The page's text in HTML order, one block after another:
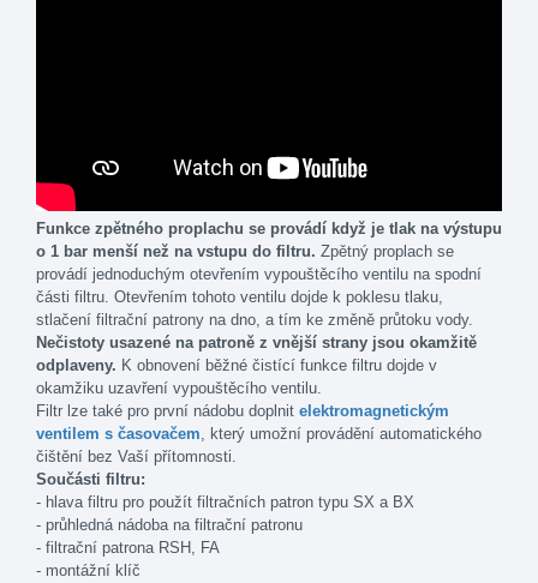
Funkce zpětného proplachu se provádí když je tlak na výstupu
o 1 bar menší než na vstupu do filtru. Zpětný proplach se
provádí jednoduchým otevřením vypouštěcího ventilu na spodní
části filtru. Otevřením tohoto ventilu dojde k poklesu tlaku,
stlačení filtrační patrony na dno, a tím ke změně průtoku vody.
Nečistoty usazené na patroně z vnější strany jsou okamžitě
odplaveny. K obnovení běžné čistící funkce filtru dojde v
okamžiku uzavření vypouštěcího ventilu.
Filtr lze také pro první nádobu doplnit elektromagnetickým
ventilem s časovačem, který umožní provádění automatického
čištění bez Vaší přítomnosti.
Součásti filtru:
- hlava filtru pro použít filtračních patron typu SX a BX
- průhledná nádoba na filtrační patronu
- filtrační patrona RSH, FA
- montážní klíč